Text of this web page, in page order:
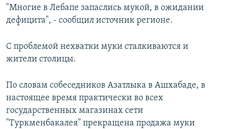
"Многие в Лебапе запаслись мукой, в ожидании
дефицита", - сообщил источник регионе.
С проблемой нехватки муки сталкиваются и
жители столицы.
По словам собеседников Азатлыка в Ашхабаде, в
настоящее время практически во всех
государственных магазинах сети
"Туркменбакалея" прекращена продажа муки